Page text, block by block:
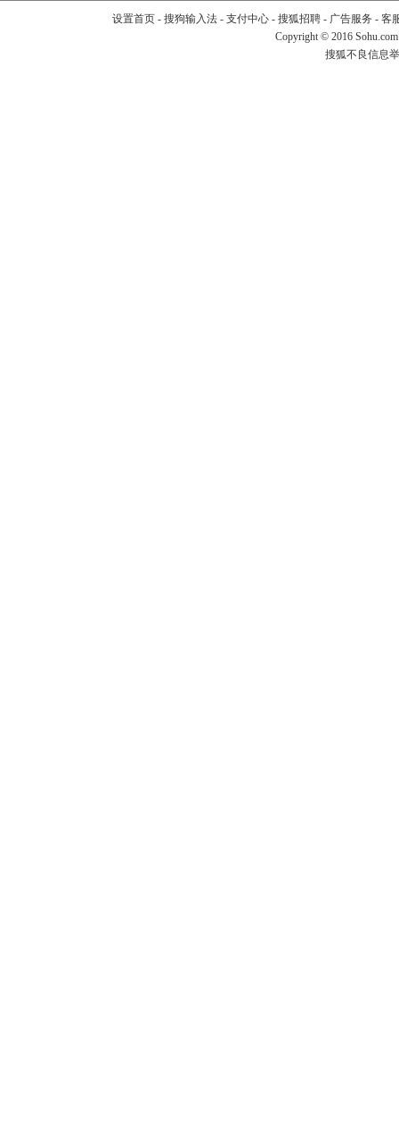
设置首页- 搜狗输入法- 支付中心- 搜狐招聘- 广告服务 - 客
Copyright © 2016
搜狐不良信息